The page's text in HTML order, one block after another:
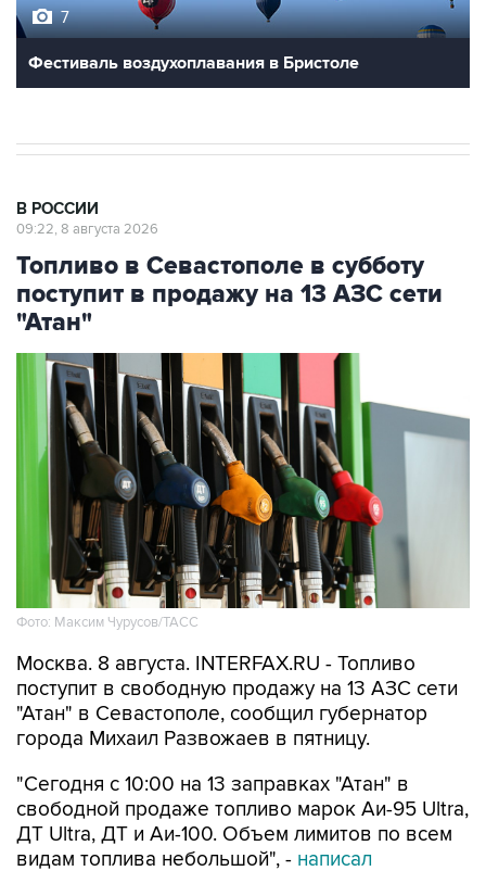
Фестиваль воздухоплавания в Бристоле
Топливо в Севастополе в субботу
поступит в продажу на 13 АЗС сети
"Атан"
Фото: Максим Чурусов/ТАСС
Москва. 8 августа. INTERFAX.RU - Топливо
"Атан" в Севастополе, сообщил губернатор
города Михаил Развожаев в пятницу.
"Сегодня с 10:00 на 13 заправках "Атан" в
ДТ Ultra, ДТ и Аи-100. Объем лимитов по всем
видам топлива небольшой", - написал
Развожаев в своем канале в Max.